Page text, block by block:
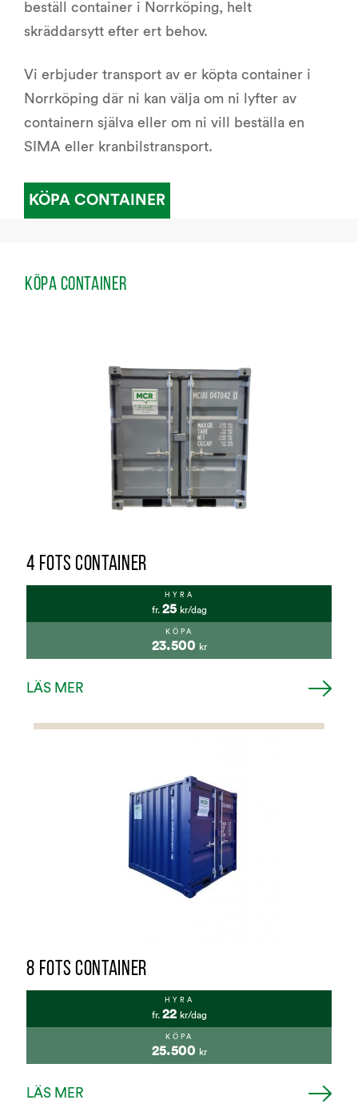
beställ container i Norrköping, helt
skräddarsytt efter ert behov.
Vi erbjuder transport av er köpta container i
Norrköping där ni kan välja om ni lyfter av
containern själva eller om ni vill beställa en
SIMA eller kranbilstransport.
KÖPA CONTAINER
KÖPA CONTAINER
4 FOTS CONTAINER
HYRA
fr. 25 kr/dag
KÖPA
23.500 kr
LÄS MER
8 FOTS CONTAINER
HYRA
fr. 22 kr/dag
KÖPA
25.500 kr
LÄS MER